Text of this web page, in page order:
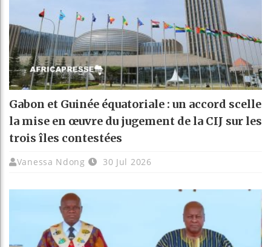
Gabon et Guinée équatoriale : un accord scelle
la mise en œuvre du jugement de la CIJ sur les
trois îles contestées
Vanessa Ndong 30 Jul 2026